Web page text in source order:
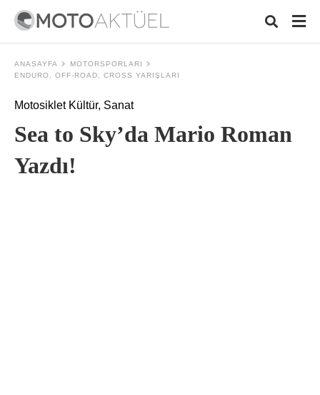
ANASAYFA
MOTORSPORLARI
ENDURO, OFF-ROAD, CROSS YARIŞLARI
Motosiklet Kültür, Sanat
Sea to Sky’da Mario Roman
Yazdı!